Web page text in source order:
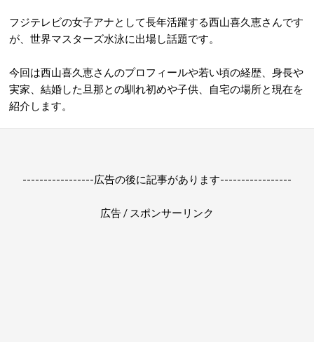
フジテレビの女子アナとして長年活躍する西山喜久恵さんです
が、世界マスターズ水泳に出場し話題です。
今回は西山喜久恵さんのプロフィールや若い頃の経歴、身長や
実家、結婚した旦那との馴れ初めや子供、自宅の場所と現在を
紹介します。
-----------------広告の後に記事があります-----------------
広告 / スポンサーリンク